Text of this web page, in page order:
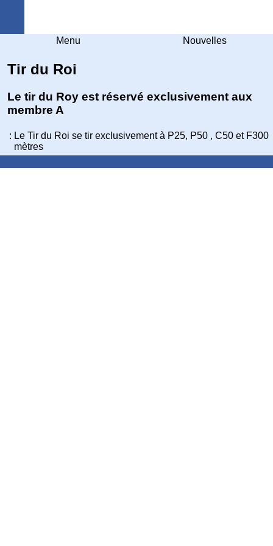
Menu Nouvelles
Tir du Roi
Le tir du Roy est réservé exclusivement aux
membre A
: Le Tir du Roi se tir exclusivement à P25, P50 , C50 et F300
mètres